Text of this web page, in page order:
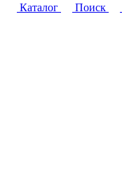
Каталог
Поиск